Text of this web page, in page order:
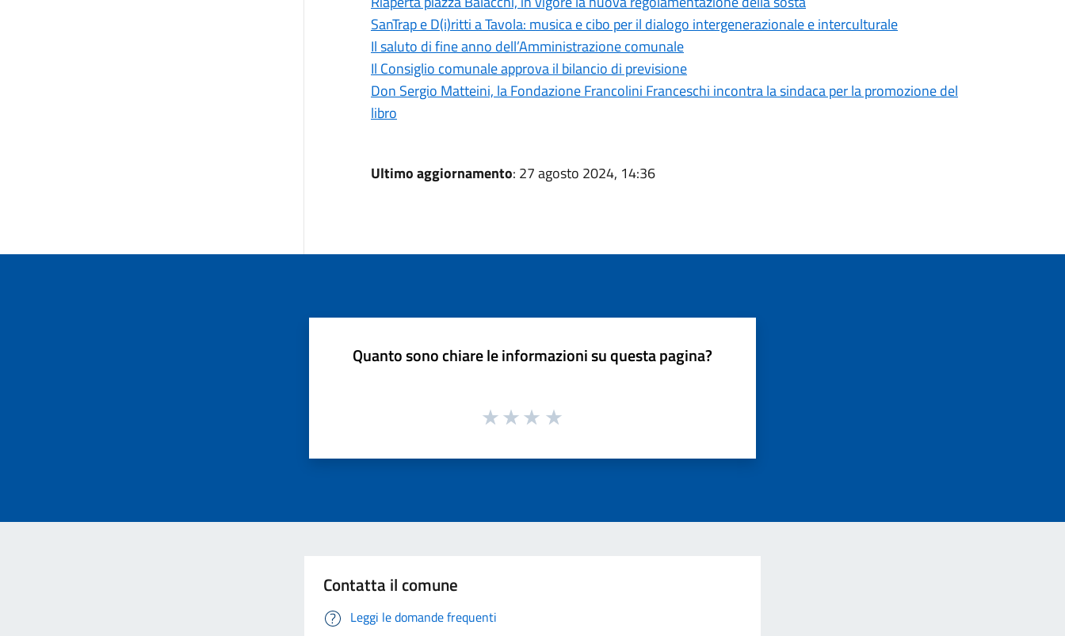
SanTrap e D(i)ritti a Tavola: musica e cibo per il dialogo intergenerazionale e interculturale
Il saluto di fine anno dell’Amministrazione comunale
Il Consiglio comunale approva il bilancio di previsione
Don Sergio Matteini, la Fondazione Francolini Franceschi incontra la sindaca per la promozione del
libro
Ultimo aggiornamento: 27 agosto 2024, 14:36
Quanto sono chiare le informazioni su questa pagina?
Contatta il comune
Leggi le domande frequenti